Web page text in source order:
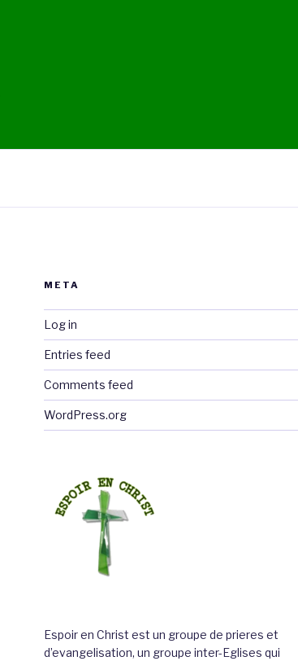
META
Log in
Entries feed
Comments feed
WordPress.org
Espoir en Christ est un groupe de prieres et
d’evangelisation, un groupe inter-Eglises qui